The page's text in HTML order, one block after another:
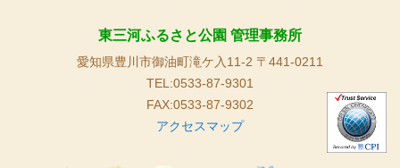
東三河ふるさと公園 管理事務所
愛知県豊川市御油町滝ケ入11-2 〒441-0211
TEL:0533-87-9301
FAX:0533-87-9302
アクセスマップ